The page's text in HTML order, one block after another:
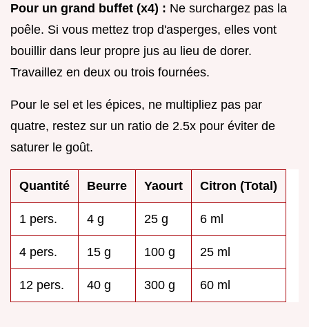
Pour un grand buffet (x4) : Ne surchargez pas la
poêle. Si vous mettez trop d'asperges, elles vont
bouillir dans leur propre jus au lieu de dorer.
Travaillez en deux ou trois fournées.
Pour le sel et les épices, ne multipliez pas par
quatre, restez sur un ratio de 2.5x pour éviter de
saturer le goût.
Quantité Beurre Yaourt Citron (Total)
1 pers. 4 g 25 g 6 ml
4 pers. 15 g 100 g 25 ml
12 pers. 40 g 300 g 60 ml